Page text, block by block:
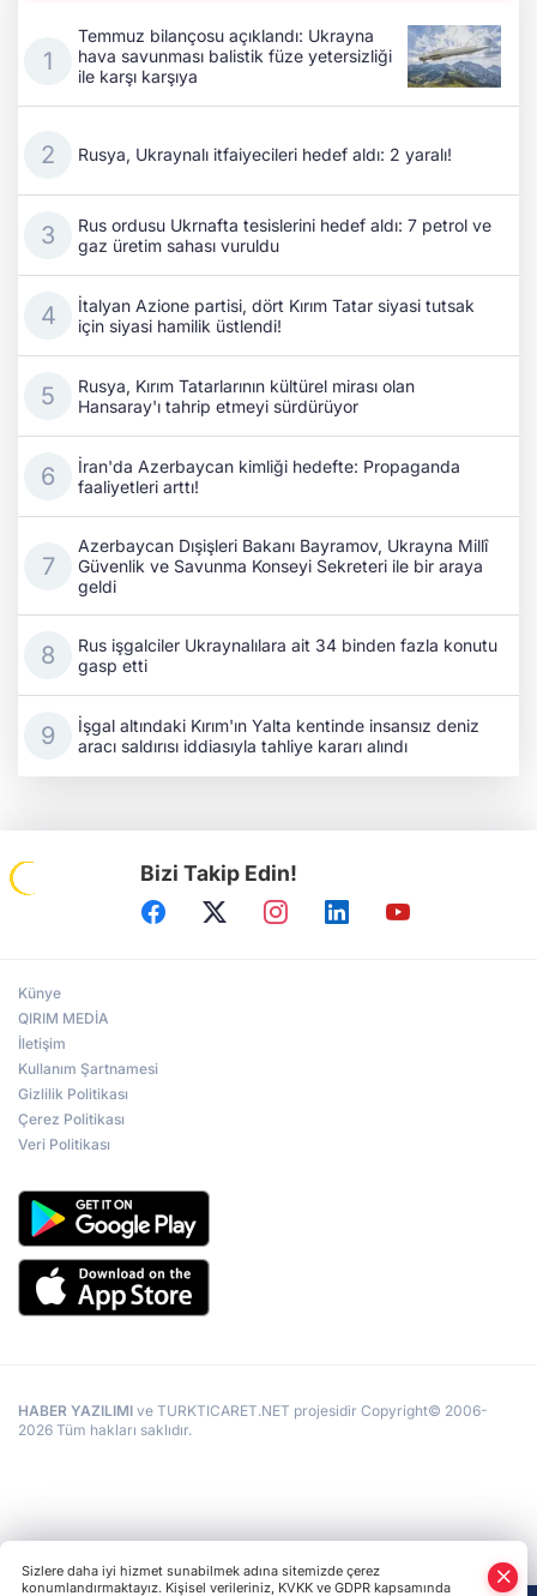
Temmuz bilançosu açıklandı: Ukrayna
hava savunması balistik füze yetersizliği
ile karşı karşıya
Rusya, Ukraynalı itfaiyecileri hedef aldı: 2 yaralı!
Rus ordusu Ukrnafta tesislerini hedef aldı: 7 petrol ve
gaz üretim sahası vuruldu
İtalyan Azione partisi, dört Kırım Tatar siyasi tutsak
için siyasi hamilik üstlendi!
Rusya, Kırım Tatarlarının kültürel mirası olan
Hansaray'ı tahrip etmeyi sürdürüyor
İran'da Azerbaycan kimliği hedefte: Propaganda
faaliyetleri arttı!
Azerbaycan Dışişleri Bakanı Bayramov, Ukrayna Millî
Güvenlik ve Savunma Konseyi Sekreteri ile bir araya
geldi
Rus işgalciler Ukraynalılara ait 34 binden fazla konutu
gasp etti
İşgal altındaki Kırım'ın Yalta kentinde insansız deniz
aracı saldırısı iddiasıyla tahliye kararı alındı
Bizi Takip Edin!
Künye
QIRIM MEDİA
İletişim
Kullanım Şartnamesi
Gizlilik Politikası
Çerez Politikası
Veri Politikası
HABER YAZILIMI ve TURKTICARET.NET projesidir Copyright© 2006-
2026 Tüm hakları saklıdır.
Sizlere daha iyi hizmet sunabilmek adına sitemizde çerez
konumlandırmaktayız. Kişisel verileriniz, KVKK ve GDPR kapsamında